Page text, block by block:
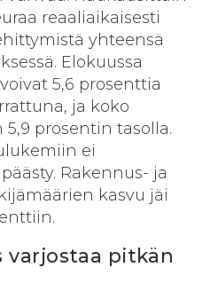
reaaliaikaisesti
yhteensä
Elokuussa
5,6 prosenttia
ja koko
prosentin tasolla.
ei
Rakennus- ja
kasvu jäi
varjostaa pitkän